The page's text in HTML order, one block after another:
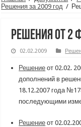
Решения за 2009 год /
Решения от 2
02.02.2009
Решение от 02.02.
дополнений в
18.12.2007 года
последующими
Решение от